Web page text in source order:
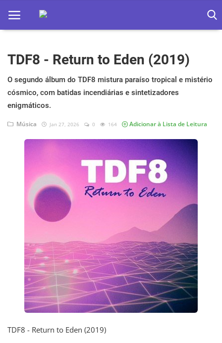
Home
Apps
Ebooks
Games
Web
Jogos hoje na TV
TDF8 - Return to Eden (2019)
O segundo álbum do TDF8 mistura paraíso tropical e mistério
cósmico, com batidas incendiárias e sintetizadores
enigmáticos.
Música Jan 27, 2026 0 164 Adicionar à Lista de Leitura
TDF8 - Return to Eden (2019)